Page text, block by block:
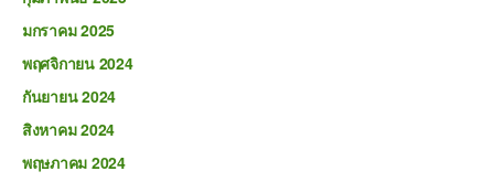
มกราคม 2025
พฤศจิกายน 2024
กันยายน 2024
สิงหาคม 2024
พฤษภาคม 2024